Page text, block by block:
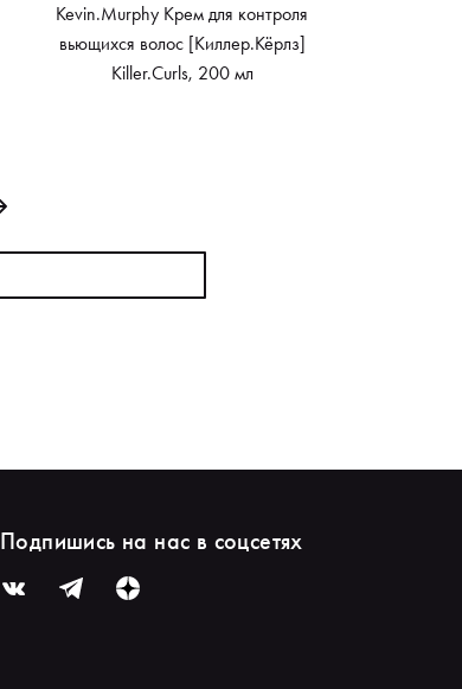
Kevin.Murphy Крем для контроля
вьющихся волос [Киллер.Кёрлз]
Killer.Curls, 200 мл
Подпишись на нас в соцсетях